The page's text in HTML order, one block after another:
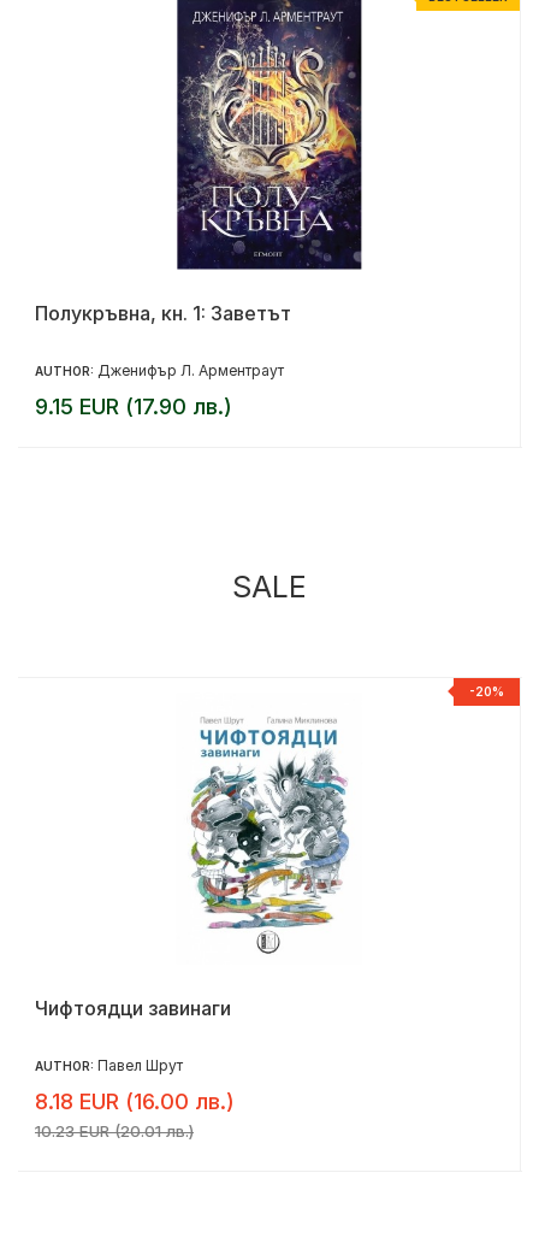
Полукръвна, кн. 1: Заветът
AUTHOR: Дженифър Л. Арментраут
9.15 EUR (17.90 лв.)
SALE
-20%
Чифтоядци завинаги
AUTHOR: Павел Шрут
8.18 EUR (16.00 лв.)
10.23 EUR (20.01 лв.)